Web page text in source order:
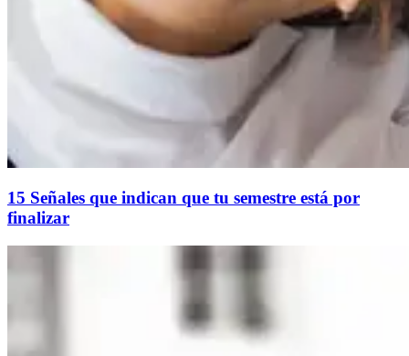
15 Señales que indican que tu semestre está por
finalizar